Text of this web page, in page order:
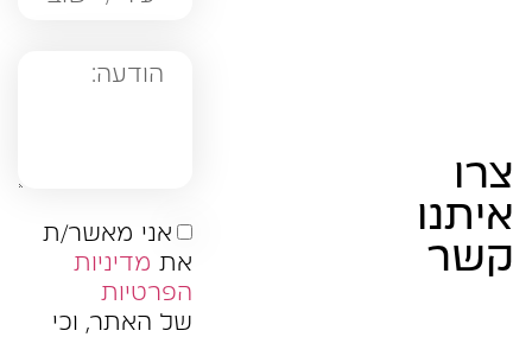
צרו
איתנו
קשר
אני מאשר/ת
את מדיניות
הפרטיות
של האתר, וכי